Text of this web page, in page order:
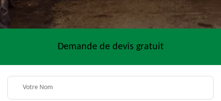
Demande de devis gratuit